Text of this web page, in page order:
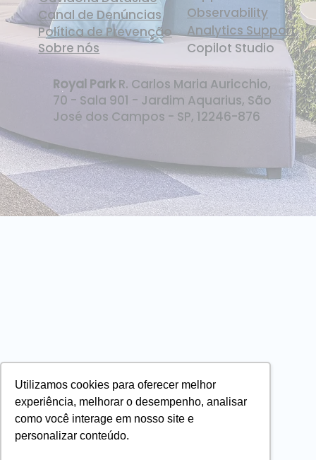
Utilizamos cookies para oferecer melhor
experiência, melhorar o desempenho, analisar
como você interage em nosso site e
personalizar conteúdo.
Observability
Analytics Support
Copilot Studio
Royal ParkR. Carlos Maria Auricchio,
70 - Sala 901 - Jardim Aquarius, São
José dos Campos - SP, 12246-876
Canal de Denúncias
Política de Prevenção
Sobre nós